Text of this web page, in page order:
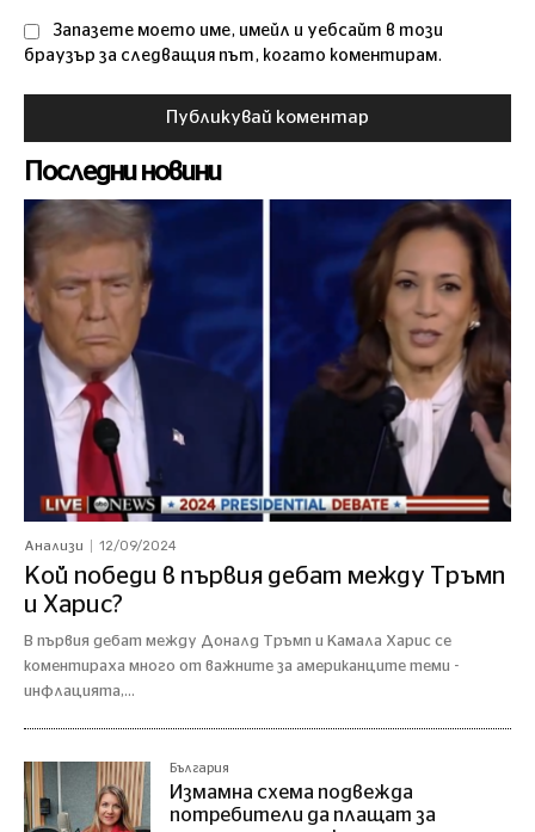
Запазете моето име, имейл и уебсайт в този
браузър за следващия път, когато коментирам.
Последни новини
Анализи 12/09/2024
Кой победи в първия дебат между Тръмп
и Харис?
В първия дебат между Доналд Тръмп и Камала Харис се
коментираха много от важните за американците теми -
инфлацията,...
България
Измамна схема подвежда
потребители да плащат за